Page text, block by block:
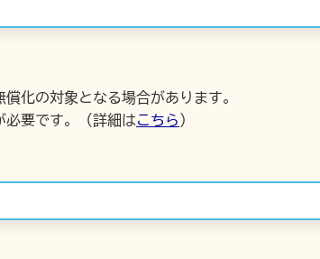
化の対象となる場合があります。
要です。（詳細はこちら ）